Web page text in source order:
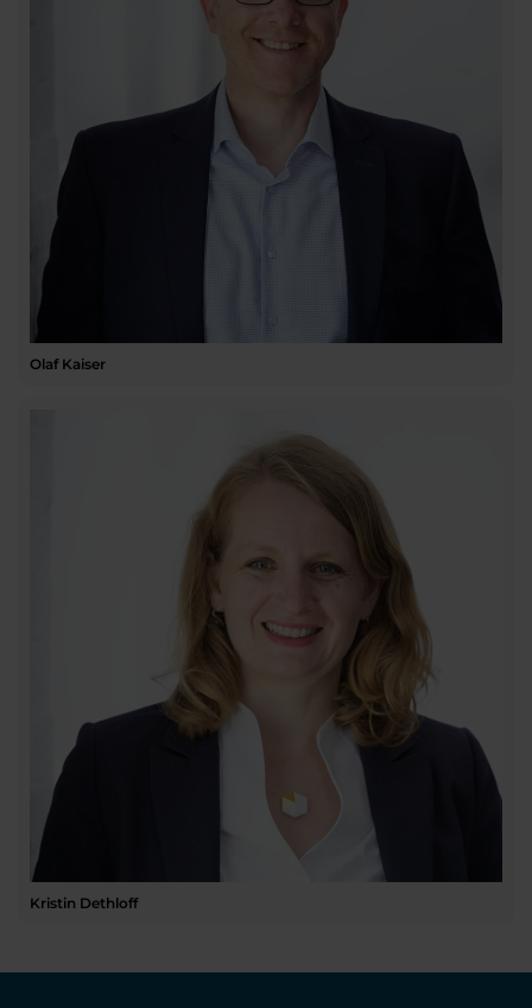
Olaf Kaiser
Kristin Dethloff